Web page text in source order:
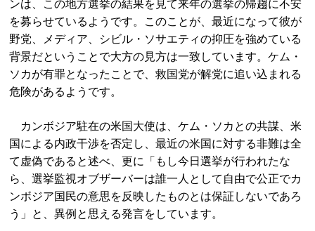
ンは、この地方選挙の結果を見て来年の選挙の帰趨に不安
を募らせているようです。このことが、最近になって彼が
野党、メディア、シビル・ソサエティの抑圧を強めている
背景だということで大方の見方は一致しています。ケム・
ソカが有罪となったことで、救国党が解党に追い込まれる
危険があるようです。
カンボジア駐在の米国大使は、ケム・ソカとの共謀、米
国による内政干渉を否定し、最近の米国に対する非難は全
て虚偽であると述べ、更に「もし今日選挙が行われたな
ら、選挙監視オブザーバーは誰一人として自由で公正でカ
ンボジア国民の意思を反映したものとは保証しないであろ
う」と、異例と思える発言をしています。